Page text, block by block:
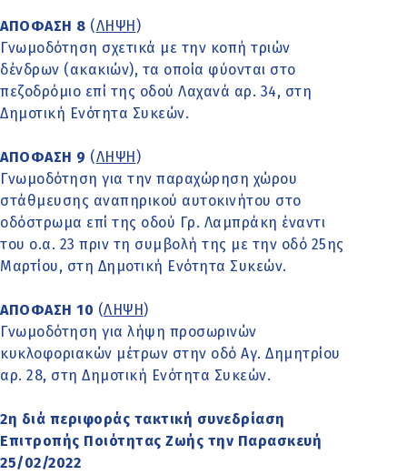
ΑΠΟΦΑΣΗ 8 (ΛΗΨΗ )
Γνωμοδότηση σχετικά με την κοπή τριών
δένδρων (ακακιών), τα οποία φύονται στο
πεζοδρόμιο επί της οδού Λαχανά αρ. 34, στη
Δημοτική Ενότητα Συκεών.
ΑΠΟΦΑΣΗ 9 (ΛΗΨΗ )
Γνωμοδότηση για την παραχώρηση χώρου
στάθμευσης αναπηρικού αυτοκινήτου στο
οδόστρωμα επί της οδού Γρ. Λαμπράκη έναντι
του ο.α. 23 πριν τη συμβολή της με την οδό 25ης
Μαρτίου, στη Δημοτική Ενότητα Συκεών.
ΑΠΟΦΑΣΗ 10 (ΛΗΨΗ )
Γνωμοδότηση για λήψη προσωρινών
κυκλοφοριακών μέτρων στην οδό Αγ. Δημητρίου
αρ. 28, στη Δημοτική Ενότητα Συκεών.
2η διά περιφοράς τακτική συνεδρίαση
Επιτροπής Ποιότητας Ζωής την Παρασκευή
25/02/2022